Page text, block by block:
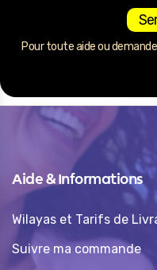
Pour toute aide ou
Aide & Informations
Wilayas et Tarifs de
Suivre ma commande